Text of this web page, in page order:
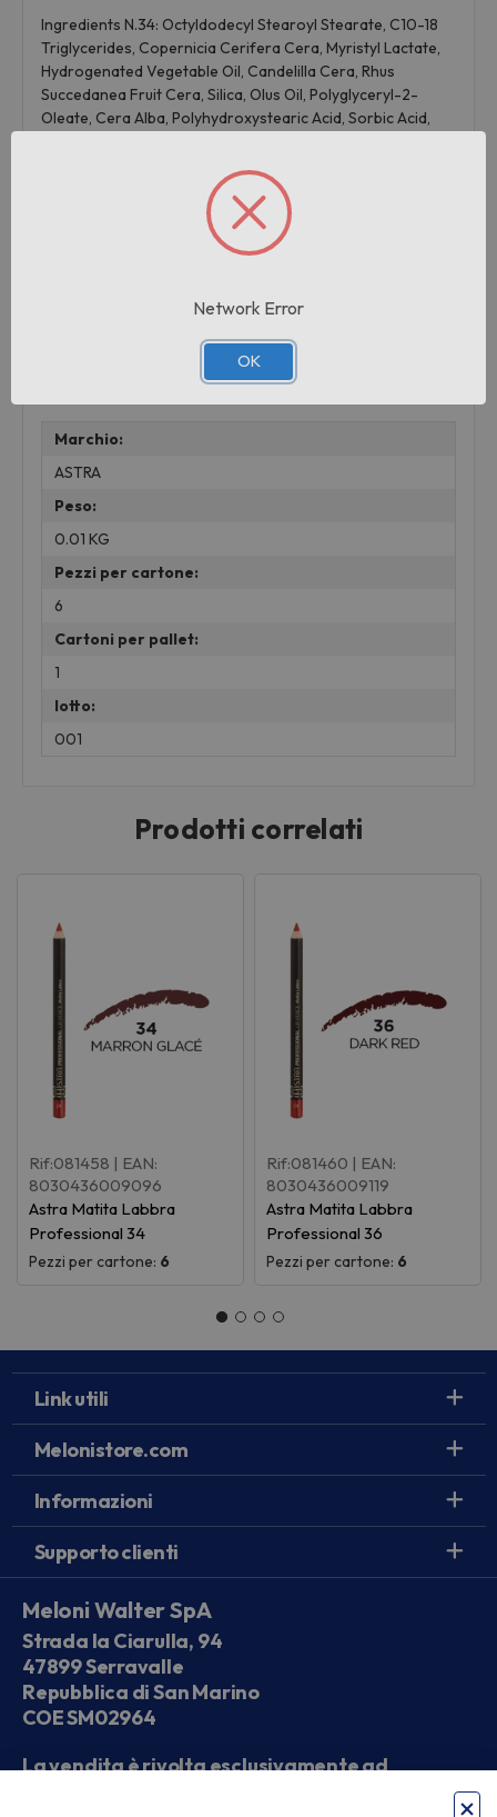
Ingredients N.34: Octyldodecyl Stearoyl Stearate, C10-18
Triglycerides, Copernicia Cerifera Cera, Myristyl Lactate,
Hydrogenated Vegetable Oil, Candelilla Cera, Rhus
Succedanea Fruit Cera, Silica, Olus Oil, Polyglyceryl-2-
Oleate, Cera Alba, Polyhydroxystearic Acid, Sorbic Acid,
Ingredients N.36: Octyldodecyl stearoyl stearate, C10-18
Triglycerides, Copernicia cerifera cera, Myristyl Lactate,
Hydrogenated vegetable oil, Candelilla cera, Rhus
oleate, Cera alba, Polyhydroxystearic acid, Sorbic acid, T
Informazioni aggiuntive
Marchio:
ASTRA
Peso:
0.01 KG
Pezzi per cartone:
6
Cartoni per pallet:
1
lotto:
001
Prodotti correlati
Rif:081458 | EAN:
8030436009096
Astra Matita Labbra
Professional 34
Pezzi per cartone: 6
Rif:081460 | EAN:
8030436009119
Astra Matita Labbra
Professional 36
Pezzi per cartone: 6
Link utili
Melonistore.com
Informazioni
Supporto clienti
Meloni Walter SpA
Strada la Ciarulla, 94
47899 Serravalle
Repubblica di San Marino
COE SM02964
La vendita è rivolta esclusivamente ad
Network Error
OK